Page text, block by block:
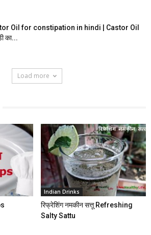
Oil for constipation in hindi | Castor Oil
का...
Load more
Indian Drinks
रिफ्रेशिंग नमकीन सत्तू Refreshing
Salty Sattu